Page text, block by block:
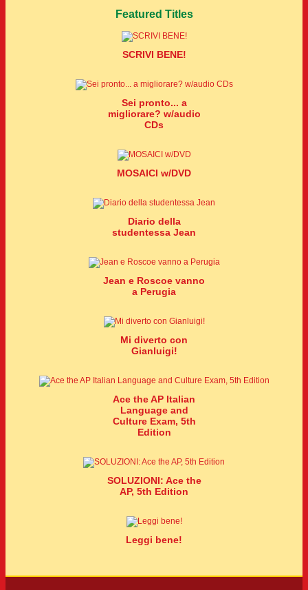
Featured Titles
SCRIVI BENE!
Sei pronto... a
migliorare? w/audio
CDs
MOSAICI w/DVD
Diario della
studentessa Jean
Jean e Roscoe vanno
a Perugia
Mi diverto con
Gianluigi!
Ace the AP Italian
Language and
Culture Exam, 5th
Edition
SOLUZIONI: Ace the
AP, 5th Edition
Leggi bene!